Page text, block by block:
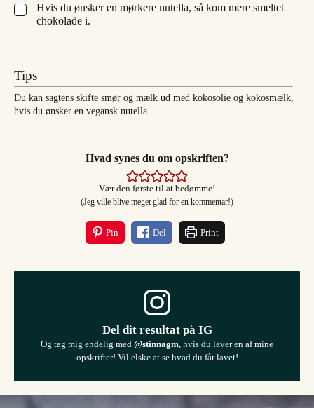
▢
Hvis du ønsker en mørkere nutella, så kom mere smeltet
chokolade i.
Tips
Du kan sagtens skifte smør og mælk ud med kokosolie og kokosmælk,
hvis du ønsker en vegansk nutella.
Hvad synes du om opskriften?
Vær den første til at bedømme!
(Jeg ville blive meget glad for en kommentar!)
Pin Del Print
Del dit resultat på IG
Og tag mig endelig med @stinnagm , hvis du laver en af mine
opskrifter! Vil elske at se hvad du får lavet!